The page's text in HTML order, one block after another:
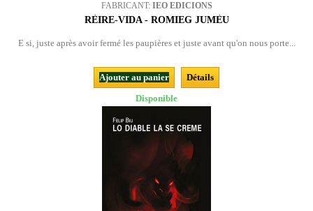
FABRICANT: IEO EDICIONS
RÈIRE-VIDA - ROMIEG JUMÈU
E si, juste après avoir fermé les paupières et juste avant qu'on nous porte...
Ajouter au panier
Détails
Disponible